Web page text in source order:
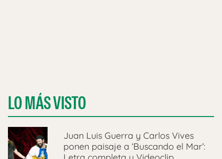
LO MÁS VISTO
Juan Luis Guerra y Carlos Vives
ponen paisaje a ‘Buscando el Mar’: